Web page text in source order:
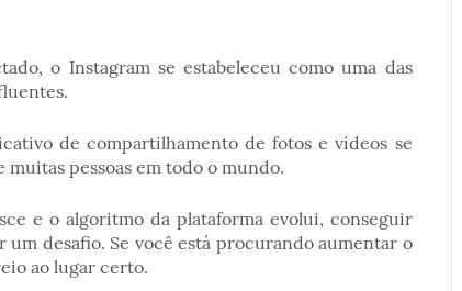
o Instagram se estabeleceu como uma das
de compartilhamento de fotos e vídeos se
pessoas em todo o mundo.
e o algoritmo da plataforma evolui, conseguir
desafio. Se você está procurando aumentar o
ao lugar certo.